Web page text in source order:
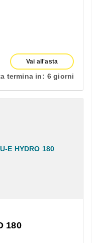
Vai all'asta
termina in: 6 giorni
180